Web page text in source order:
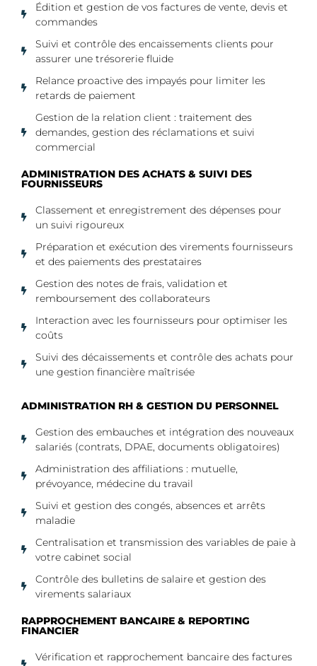
Édition et gestion de vos factures de vente, devis et
commandes
Suivi et contrôle des encaissements clients pour
assurer une trésorerie fluide
Relance proactive des impayés pour limiter les
retards de paiement
Gestion de la relation client : traitement des
demandes, gestion des réclamations et suivi
commercial
ADMINISTRATION DES ACHATS & SUIVI DES
FOURNISSEURS
Classement et enregistrement des dépenses pour
un suivi rigoureux
Préparation et exécution des virements fournisseurs
et des paiements des prestataires
Gestion des notes de frais, validation et
remboursement des collaborateurs
Interaction avec les fournisseurs pour optimiser les
coûts
Suivi des décaissements et contrôle des achats pour
une gestion financière maîtrisée
ADMINISTRATION RH & GESTION DU PERSONNEL
Gestion des embauches et intégration des nouveaux
salariés (contrats, DPAE, documents obligatoires)
Administration des affiliations : mutuelle,
prévoyance, médecine du travail
Suivi et gestion des congés, absences et arrêts
maladie
Centralisation et transmission des variables de paie à
votre cabinet social
Contrôle des bulletins de salaire et gestion des
virements salariaux
RAPPROCHEMENT BANCAIRE & REPORTING
FINANCIER
Vérification et rapprochement bancaire des factures